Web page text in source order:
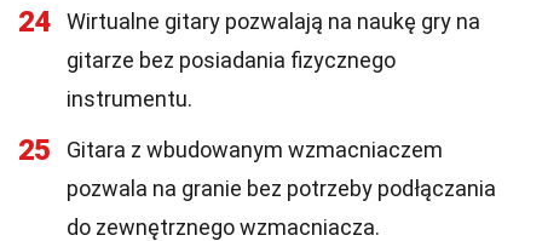
24
Wirtualne gitary pozwalają na naukę gry na
gitarze bez posiadania fizycznego
instrumentu.
25
Gitara z wbudowanym wzmacniaczem
pozwala na granie bez potrzeby podłączania
do zewnętrznego wzmacniacza.